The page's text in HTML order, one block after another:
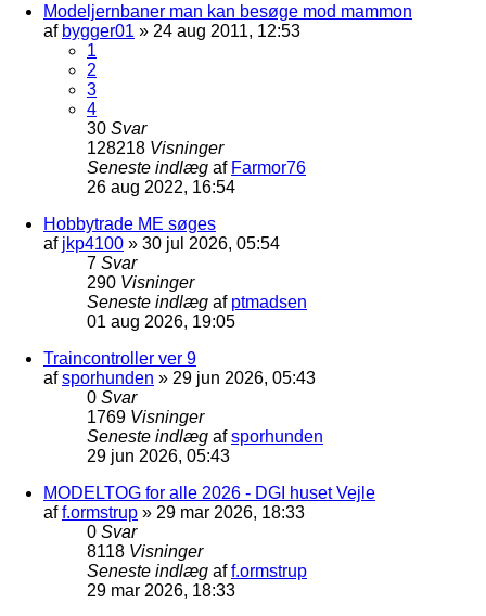
Modeljernbaner man kan besøge mod mammon
af bygger01 » 24 aug 2011, 12:53
1
2
3
4
30 Svar
128218 Visninger
Seneste indlæg af Farmor76
26 aug 2022, 16:54
Hobbytrade ME søges
af jkp4100 » 30 jul 2026, 05:54
7 Svar
290 Visninger
Seneste indlæg af ptmadsen
01 aug 2026, 19:05
Traincontroller ver 9
afsporhunden » 29 jun 2026, 05:43
0 Svar
1769 Visninger
Seneste indlæg afsporhunden
29 jun 2026, 05:43
MODELTOG for alle 2026 - DGI huset Vejle
aff.ormstrup » 29 mar 2026, 18:33
0 Svar
8118 Visninger
Seneste indlæg aff.ormstrup
29 mar 2026, 18:33